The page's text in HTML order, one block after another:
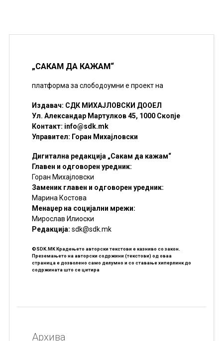
„САКАМ ДА КАЖАМ“
платформа за слободоумни е проект на
Издавач: СДК МИХАЈЛОВСКИ ДООЕЛ
Ул. Александар Мартулков 45, 1000 Скопје
Контакт: info@sdk.mk
Управител: Горан Михајловски
Дигитална редакција „Сакам да кажам“
Главен и одговорен уредник:
Горан Михајловски
Заменик главен и одговорен уредник:
Марина Костова
Менаџер на социјални мрежи:
Мирослав Илиоски
Редакцијa: sdk@sdk.mk
©SDK.MK Крадењето авторски текстови е казниво со закон.
Преземањето на авторски содржини (текстови) од оваа
страница е дозволено само делумно и со ставање хиперлинк до
содржината што се цитира
Архива